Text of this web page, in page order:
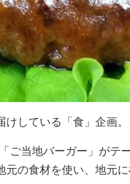
している「食」企画。
当地バーガー」がテ
の食材を使い、地元